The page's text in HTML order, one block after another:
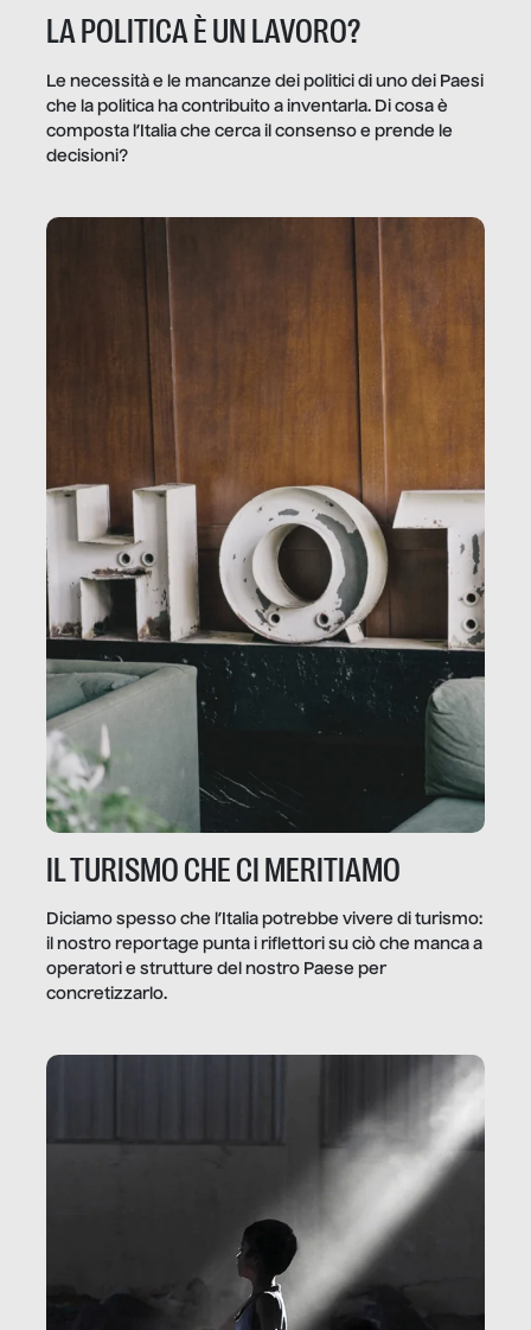
LA POLITICA È UN LAVORO?
Le necessità e le mancanze dei politici di uno dei Paesi
che la politica ha contribuito a inventarla. Di cosa è
composta l’Italia che cerca il consenso e prende le
decisioni?
IL TURISMO CHE CI MERITIAMO
Diciamo spesso che l’Italia potrebbe vivere di turismo:
il nostro reportage punta i riflettori su ciò che manca a
operatori e strutture del nostro Paese per
concretizzarlo.